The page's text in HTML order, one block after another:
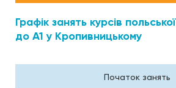
Графік занять курсів
до А1 у Кропивницькому
Початок занять